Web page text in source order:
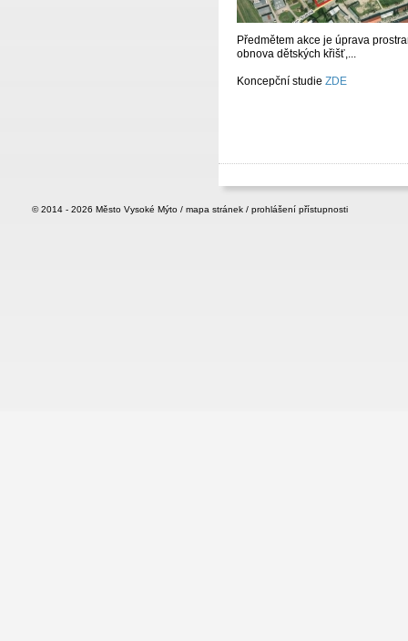
Předmětem akce je úprava
obnova dětských křišť,...
Koncepční studie ZDE
© 2014 - 2026 Město Vysoké Mýto / mapa stránek / prohlášení přístupnosti